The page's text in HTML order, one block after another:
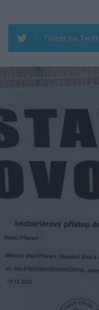
Tweet na